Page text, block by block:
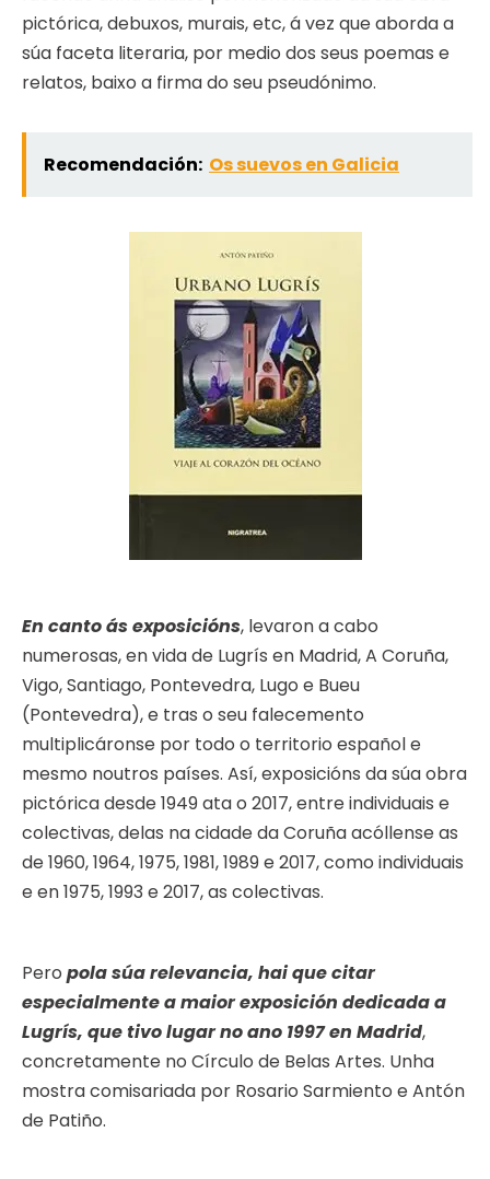
pictórica, debuxos, murais, etc, á vez que aborda a
súa faceta literaria, por medio dos seus poemas e
relatos, baixo a firma do seu pseudónimo.
Recomendación: Os suevos en Galicia
En canto ás exposicións, levaron a cabo
numerosas, en vida de Lugrís en Madrid, A Coruña,
Vigo, Santiago, Pontevedra, Lugo e Bueu
(Pontevedra), e tras o seu falecemento
multiplicáronse por todo o territorio español e
mesmo noutros países. Así, exposicións da súa obra
pictórica desde 1949 ata o 2017, entre individuais e
colectivas, delas na cidade da Coruña acóllense as
de 1960, 1964, 1975, 1981, 1989 e 2017, como individuais
e en 1975, 1993 e 2017, as colectivas.
Pero pola súa relevancia, hai que citar
especialmente a maior exposición dedicada a
Lugrís, que tivo lugar no ano 1997 en Madrid,
concretamente no Círculo de Belas Artes. Unha
mostra comisariada por Rosario Sarmiento e Antón
de Patiño.